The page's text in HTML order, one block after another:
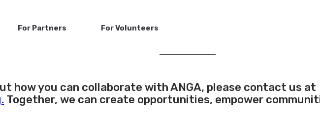
For Partners For Volunteers
how you can collaborate with ANGA, please contact us at
Together, we can create opportunities, empower